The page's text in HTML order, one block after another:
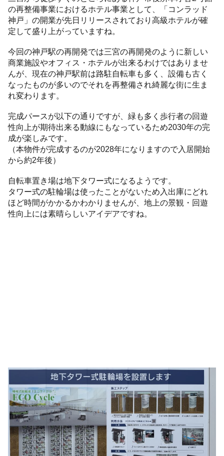
の再整備事業におけるホテル事業として、「コンラッド
神戸」の開業が先日リリースされており高級ホテルが確
定して盛り上がっていますね。
今回の神戸駅の再開発では三宮の再開発のように新しい
商業施設やオフィス・ホテルが出来るわけではありませ
んが、現在の神戸駅前は路駐自転車も多く、設備も古く
なったものが多いのでそれを再整備され綺麗な街に生ま
れ変わります。
完成パースが以下の通りですが、緑も多く歩行者の回遊
性向上が期待出来る動線にもなっているため2030年の完
成が楽しみです。
（本物件が完成するのが2028年になりますので入居開始
から約2年後）
自転車置き場は地下タワー式になるようです。
タワー式の駐輪場は使ったことがないため入出庫にどれ
ほど時間がかかるかわかりませんが、地上の景観・回遊
性向上には素晴らしいアイデアですね。